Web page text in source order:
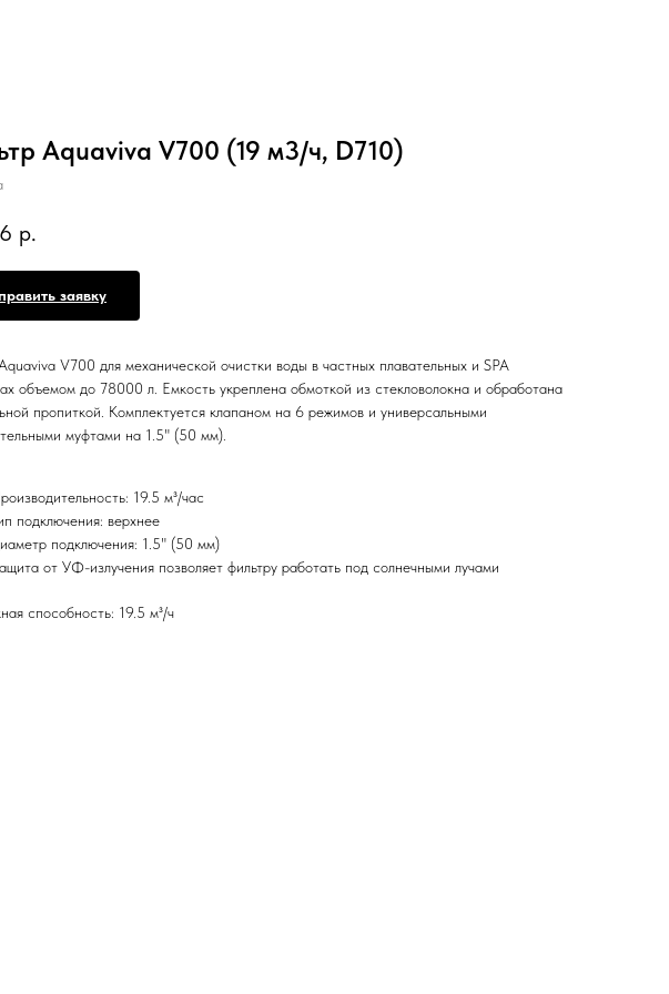
Aquaviva V700 (19 м3/ч, D710)
р.
заявку
V700 для механической очистки воды в частных плавательных и SPA
объемом до 78000 л. Емкость укреплена обмоткой из стекловолокна и обработана
пропиткой. Комплектуется клапаном на 6 режимов и универсальными
муфтами на 1.5" (50 мм).
19.5 м³/час
подключения: верхнее
подключения: 1.5" (50 мм)
от УФ-излучения позволяет фильтру работать под солнечными лучами
способность: 19.5 м³/ч